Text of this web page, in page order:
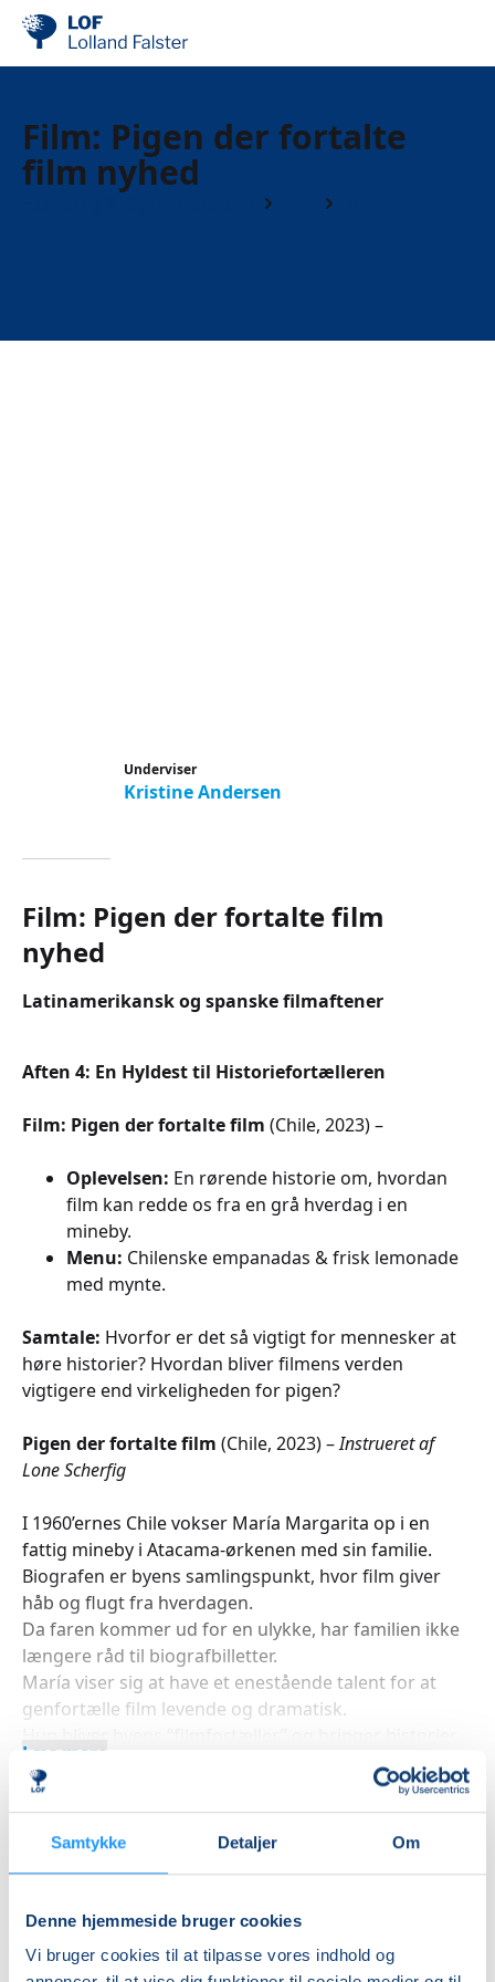
Samtykke Detaljer Om
Denne hjemmeside bruger cookies
Vi bruger cookies til at tilpasse vores indhold og
Film: Pigen der fortalte
film nyhed
Underviser
Kristine Andersen
Film: Pigen der fortalte film
nyhed
Latinamerikansk og spanske filmaftener
Aften 4: En Hyldest til Historiefortælleren
Film: Pigen der fortalte film (Chile, 2023) –
Oplevelsen: En rørende historie om, hvordan
film kan redde os fra en grå hverdag i en
mineby.
Menu: Chilenske empanadas & frisk lemonade
med mynte.
Samtale: Hvorfor er det så vigtigt for mennesker at
høre historier? Hvordan bliver filmens verden
vigtigere end virkeligheden for pigen?
Pigen der fortalte film (Chile, 2023) –Instrueret af
Lone Scherfig
I 1960’ernes Chile vokser María Margarita op i en
fattig mineby i Atacama-ørkenen med sin familie.
Biografen er byens samlingspunkt, hvor film giver
håb og flugt fra hverdagen.
Da faren kommer ud for en ulykke, har familien ikke
længere råd til biografbilletter.
María viser sig at have et enestående talent for at
genfortælle film levende og dramatisk.
Samtidig forlader moren familien for at forfølge sin
egen drøm om scenen.
María må tage ansvar og holde sammen på familien i
en svær tid.
ændrer livet drastisk.
Frygt og undertrykkelse erstatter håb, og biografens
magi forsvinder gradvist.
Læs mere
Indlæser frie pladser...